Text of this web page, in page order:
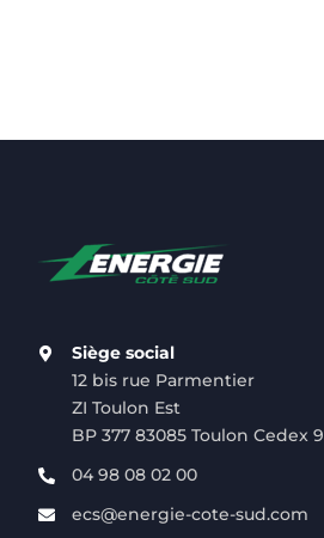
Siège social
12 bis rue Parmentier
ZI Toulon Est
BP 377 83085 Toulon Cedex 9
04 98 08 02 00
ecs@energie-cote-sud.com